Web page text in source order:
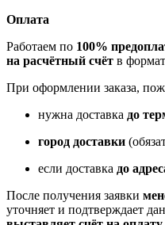
Оплата
Работаем по 100%
на расчётный счёт в
При оформлении заказа,
нужна доставка до
город доставки
если доставка до
После получения заявки
уточняет и подтверждает